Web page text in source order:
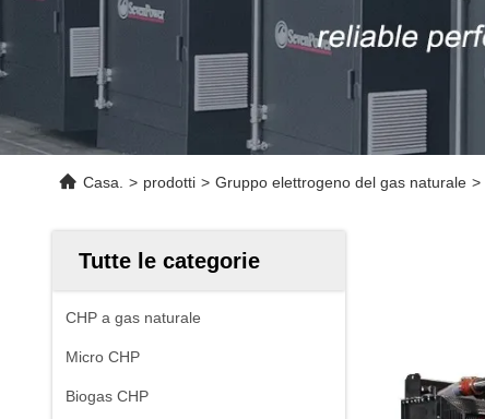
Casa. > prodotti > Gruppo elettrogeno del gas naturale >
Tutte le categorie
CHP a gas naturale
Micro CHP
Biogas CHP